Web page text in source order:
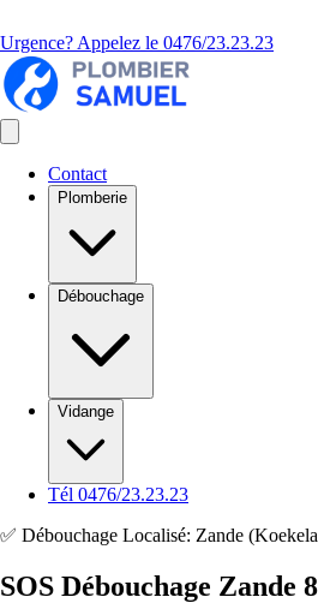
Urgence? Appelez le 0476/23.23.23
Contact
Plomberie
Débouchage
Vidange
Tél 0476/23.23.23
✅ Débouchage Localisé: Zande
SOS Débouchage Zande